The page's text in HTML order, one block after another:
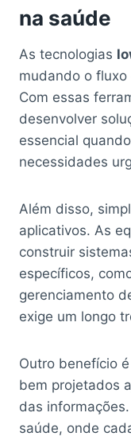
na saúde
As tecnologias
mudando o
Com essas
desenvolver
essencial
necessidades
Além disso,
aplicativos. As
construir
específicos,
gerenciamento
exige um longo
Outro benefício
bem projetados
das
saúde, onde